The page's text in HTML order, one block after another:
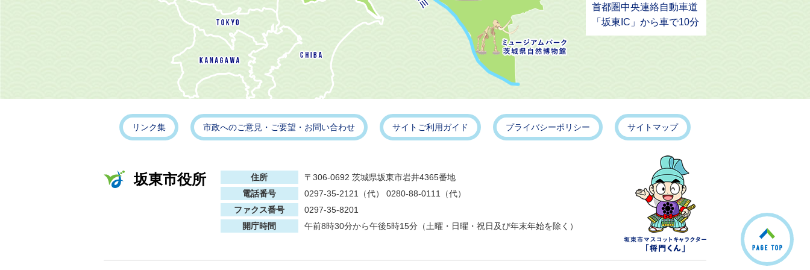
首都圏中央連絡自動車道
「坂東IC」から車で10分
リンク集 市政へのご意見・ご要望・お問い合わせ サイトご利用ガイド プライバシーポリシー サイトマップ
坂東市役所 住所
〒306-0692 茨城県坂東市岩井4365番地
電話番号
0297-35-2121（代） 0280-88-0111（代）
ファクス番号
0297-35-8201
開庁時間
午前8時30分から午後5時15分（土曜・日曜・祝日及び年末年始を除く）